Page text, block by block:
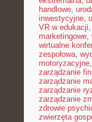
handlowe,
inwestycyjne,
VR w edukacji,
marketingowe,
wirtualne
zespołowa,
motoryzacyjne,
zarządzanie
zarządzanie
zarządzanie
zarządzanie
zdrowie
zwierzęta